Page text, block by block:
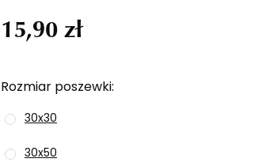
Rozmiar poszewki
30x30
30x50
15,90 zł